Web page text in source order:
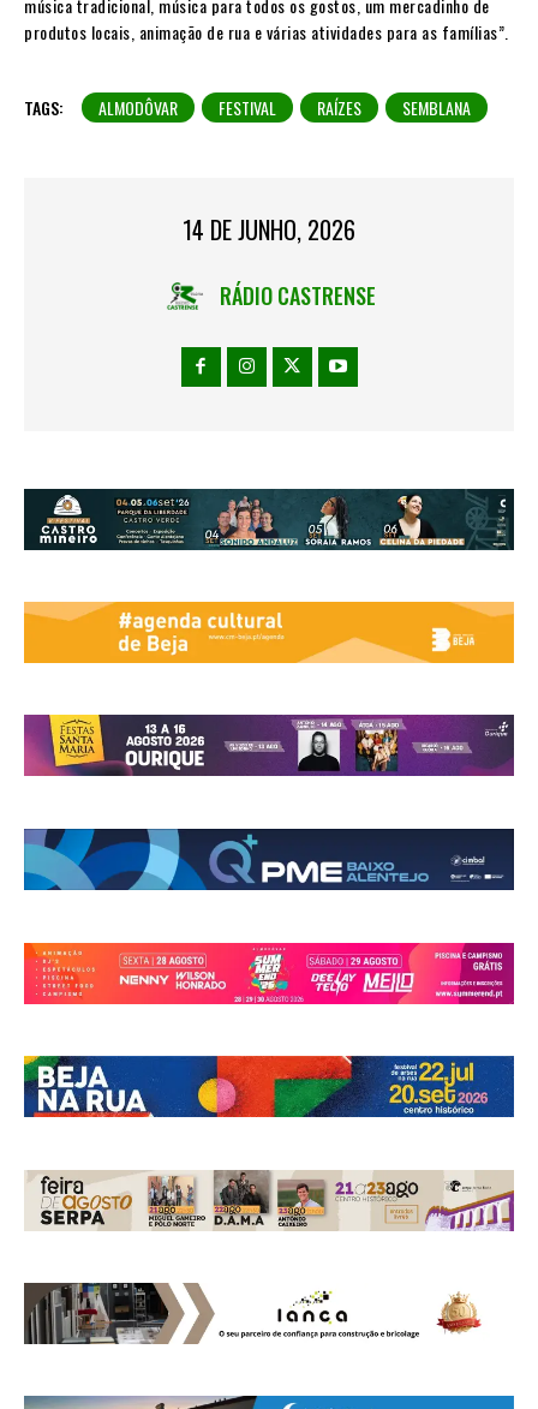
música tradicional, música para todos os gostos, um mercadinho de
produtos locais, animação de rua e várias atividades para as famílias”.
TAGS: ALMODÔVAR FESTIVAL RAÍZES SEMBLANA
14 DE JUNHO, 2026
RÁDIO CASTRENSE